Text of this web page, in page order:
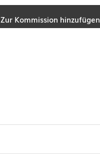
Zur Kommission hinzufügen